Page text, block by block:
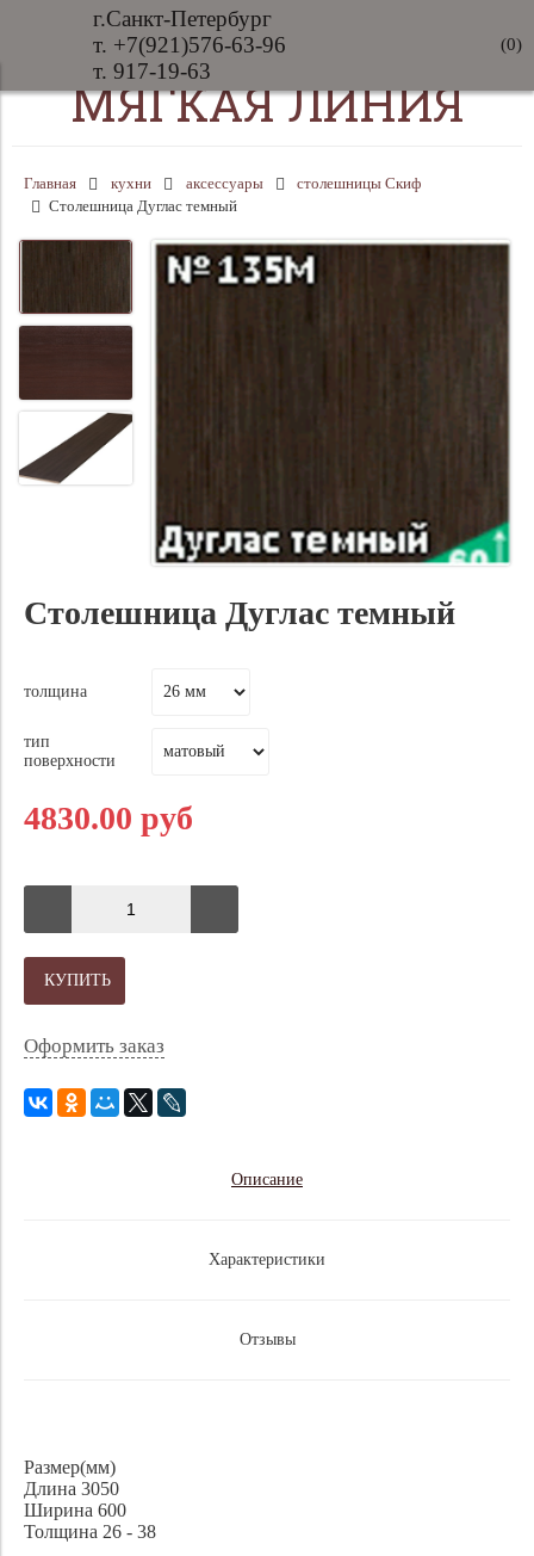
г.Санкт-Петербург
т. +7(921)576-63-96
т. 917-19-63
(0)
МЯГКАЯ ЛИНИЯ
Главная кухни аксессуары
столешницы Скиф
Столешница Дуглас темный
Столешница Дуглас темный
толщина
тип
поверхности
4830.00 руб
КУПИТЬ
Оформить заказ
Описание
Характеристики
Отзывы
Размер(мм)
Длина 3050
Ширина 600
Толщина 26 - 38